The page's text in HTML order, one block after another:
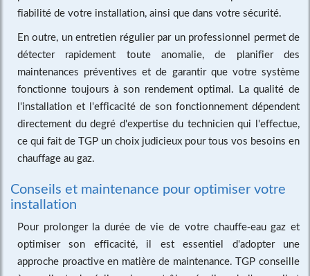
fiabilité de votre installation, ainsi que dans votre sécurité.
En outre, un entretien régulier par un professionnel permet de
détecter rapidement toute anomalie, de planifier des
maintenances préventives et de garantir que votre système
fonctionne toujours à son rendement optimal. La qualité de
l'installation et l'efficacité de son fonctionnement dépendent
directement du degré d'expertise du technicien qui l'effectue,
ce qui fait de TGP un choix judicieux pour tous vos besoins en
chauffage au gaz.
Conseils et maintenance pour optimiser votre
installation
Pour prolonger la durée de vie de votre chauffe-eau gaz et
optimiser son efficacité, il est essentiel d'adopter une
approche proactive en matière de maintenance. TGP conseille